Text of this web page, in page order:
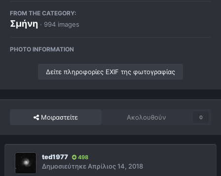
FROM THE CATEGORY:
Σμήνη · 994 images
PHOTO INFORMATION
Δείτε πληροφορίες EXIF της φωτογραφίας
Μοιραστείτε Ακολουθούν 0
ted1977 498
ΔημοσιεύτηκεΑπρίλιος 14, 2018